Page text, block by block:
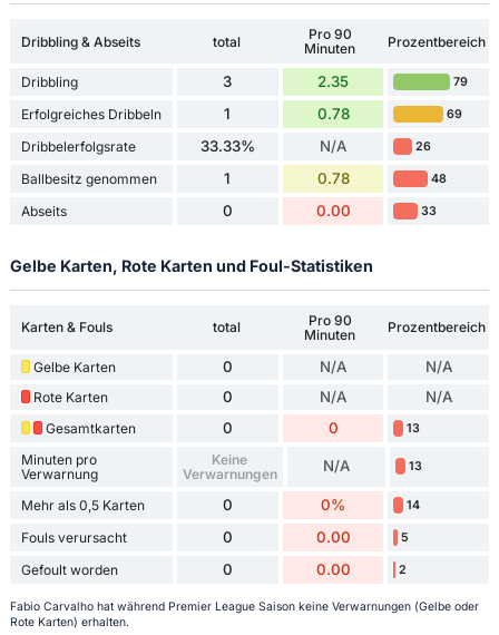
Dribbling & Abseits total
Pro 90
Minuten
Prozentbereich
Dribbling 3 2.35 79
Erfolgreiches Dribbeln 1 0.78 69
Dribbelerfolgsrate 33.33% N/A 26
Ballbesitz genommen 1 0.78 48
Abseits 0 0.00 33
Gelbe Karten, Rote Karten und Foul-Statistiken
Karten & Fouls total
Pro 90
Minuten
Prozentbereich
Gelbe Karten 0 N/A N/A
Rote Karten 0 N/A N/A
Gesamtkarten 0 0 13
Minuten pro
Verwarnung
Keine
Verwarnungen
N/A 13
Mehr als 0,5 Karten 0 0% 14
Fouls verursacht 0 0.00 5
Gefoult worden 0 0.00 2
Fabio Carvalho hat während Premier League Saison keine Verwarnungen (Gelbe oder
Rote Karten) erhalten.